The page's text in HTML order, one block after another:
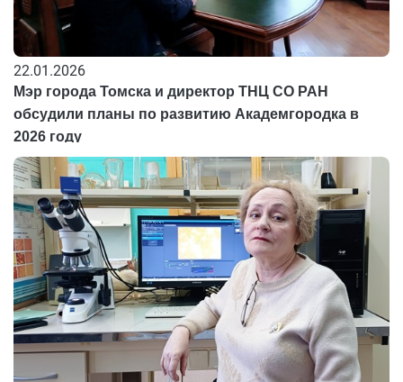
22.01.2026
Мэр города Томска и директор ТНЦ СО РАН
обсудили планы по развитию Академгородка в
2026 году